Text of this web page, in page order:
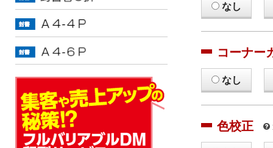
なし
コーナー
なし
色校正